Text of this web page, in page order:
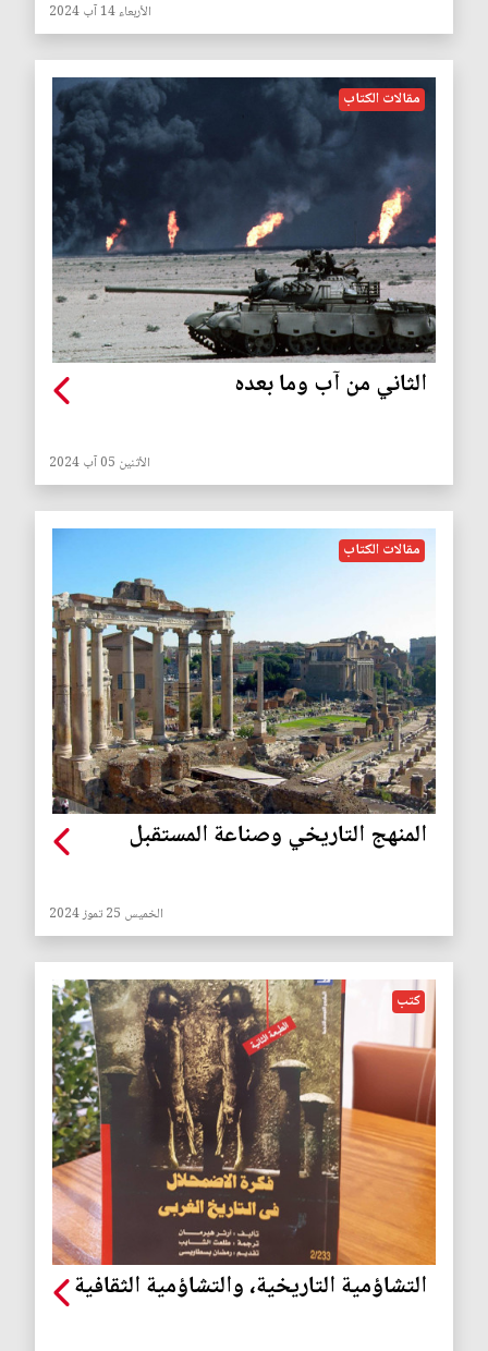
الأربعاء 14 آب 2024
مقالات الكتاب
الثاني من آب وما بعده
الأثنين 05 آب 2024
مقالات الكتاب
المنهج التاريخي وصناعة المستقبل
الخميس 25 تموز 2024
كتب
التشاؤمية التاريخية، والتشاؤمية الثقافية